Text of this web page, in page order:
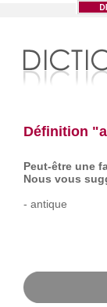
Définition
Peut-être une
Nous vous
- antique